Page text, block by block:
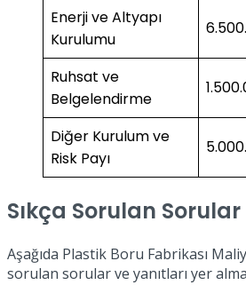
Enerji ve Altyapı
Kurulumu
Ruhsat ve
Belgelendirme
Diğer Kurulum ve
Risk Payı
Sıkça Sorulan Sorular
Aşağıda Plastik Boru Fabrikası
sorulan sorular ve yanıtları yer